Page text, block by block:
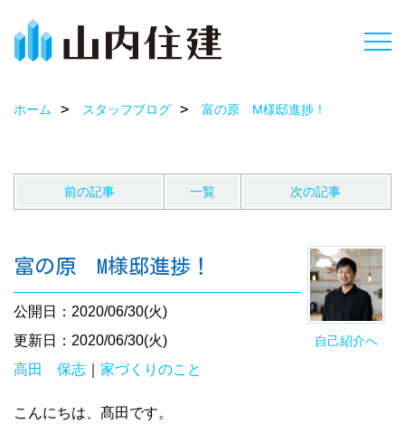
ホーム スタッフブログ 富の原 M様邸進捗！
前の記事 一覧 次の記事
自己紹介へ
富の原 M様邸進捗！
公開日：2020/06/30(火)
更新日：2020/06/30(火)
高田 保志
家づくりのこと
こんにちは、髙田です。